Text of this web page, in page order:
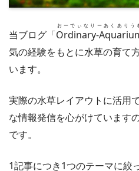
当ブログ「Ordinary-
おーでぃなりーあくありう
気の経験をもとに水草の育て
います。
実際の水草レイアウトに活用
な情報発信を心がけています
です。
1記事につき1つのテーマに絞